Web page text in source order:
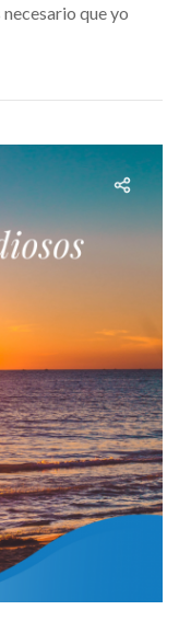
que yo